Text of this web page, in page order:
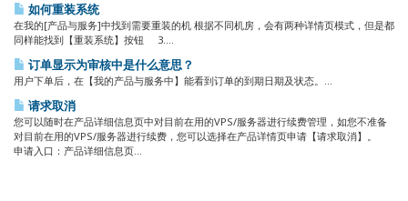
如何重装系统
在我的[产品与服务]中找到需要重装的机 根据不同机房，会有两种详情页模式，但是都
同样能找到【重装系统】按钮 3....
订单显示为审核中是什么意思？
用户下单后，在【我的产品与服务中】能看到订单的到期日期及状态。...
请求取消
您可以随时在产品详细信息页中对目前在用的VPS/服务器进行续费管理，如您不准备
对目前在用的VPS/服务器进行续费，您可以选择在产品详情页申请【请求取消】。
申请入口：产品详细信息页...